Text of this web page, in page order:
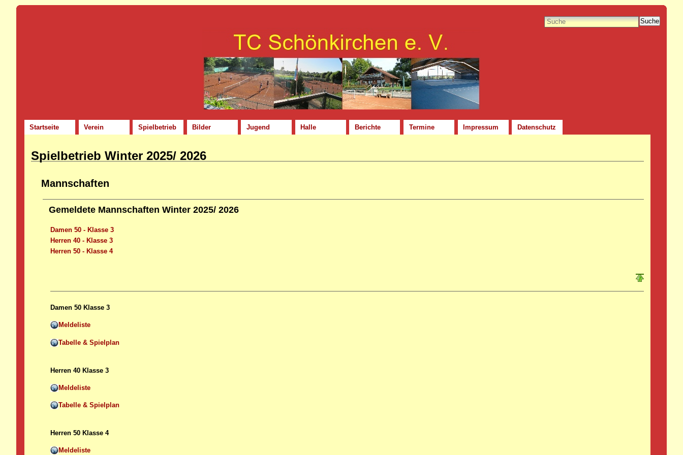
Suche
Startseite Verein Spielbetrieb Bilder Jugend Halle Berichte Termine Impressum Datenschutz
Spielbetrieb Winter 2025/ 2026
Mannschaften
Gemeldete Mannschaften Winter 2025/ 2026
Damen 50 - Klasse 3
Herren 40 - Klasse 3
Herren 50 - Klasse 4
Damen 50 Klasse 3
Meldeliste
Tabelle & Spielplan
Herren 40 Klasse 3
Meldeliste
Tabelle & Spielplan
Herren 50 Klasse 4
Meldeliste